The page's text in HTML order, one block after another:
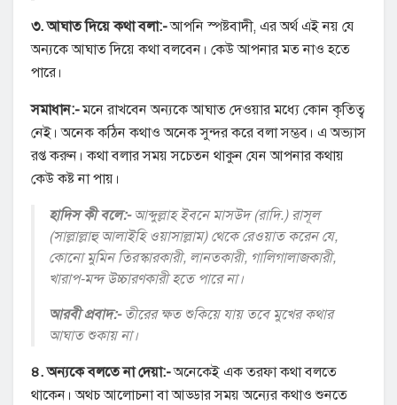
৩. আঘাত দিয়ে কথা বলা:-আপনি স্পষ্টবাদী, এর অর্থ এই নয় যে
অন্যকে আঘাত দিয়ে কথা বলবেন। কেউ আপনার মত নাও হতে
পারে।
সমাধান:-মনে রাখবেন অন্যকে আঘাত দেওয়ার মধ্যে কোন কৃতিত্ব
নেই। অনেক কঠিন কথাও অনেক সুন্দর করে বলা সম্ভব। এ অভ্যাস
রপ্ত করুন। কথা বলার সময় সচেতন থাকুন যেন আপনার কথায়
কেউ কষ্ট না পায়।
হাদিস কী বলে:-আব্দুল্লাহ ইবনে মাসউদ (রাদি.) রাসূল
(সাল্লাল্লাহু আলাইহি ওয়াসাল্লাম) থেকে রেওয়াত করেন যে,
কোনো মুমিন তিরস্কারকারী, লানতকারী, গালিগালাজকারী,
খারাপ-মন্দ উচ্চারণকারী হতে পারে না।
আরবী প্রবাদ:-তীরের ক্ষত শুকিয়ে যায় তবে মুখের কথার
আঘাত শুকায় না।
৪. অন্যকে বলতে না দেয়া:-অনেকেই এক তরফা কথা বলতে
থাকেন। অথচ আলোচনা বা আড্ডার সময় অন্যের কথাও শুনতে